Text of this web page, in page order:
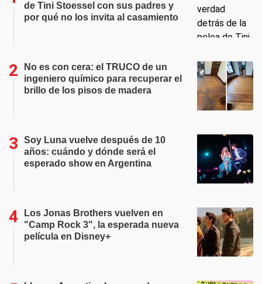
de Tini Stoessel con sus padres y
por qué no los invita al casamiento
No es con cera: el TRUCO de un
ingeniero químico para recuperar el
brillo de los pisos de madera
Soy Luna vuelve después de 10
años: cuándo y dónde será el
esperado show en Argentina
Los Jonas Brothers vuelven en
"Camp Rock 3", la esperada nueva
película en Disney+